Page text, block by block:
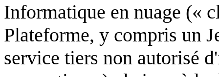
Informatique en nuage («
Plateforme, y compris un
service tiers non autorisé